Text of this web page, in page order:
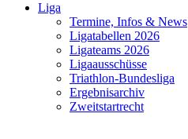
Liga
Termine, Infos & News
Ligatabellen 2026
Ligateams 2026
Ligaausschüsse
Triathlon-Bundesliga
Ergebnisarchiv
Zweitstartrecht